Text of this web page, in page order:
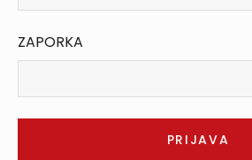
ZAPORKA